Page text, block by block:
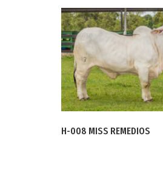
H-008 MISS REMEDIOS